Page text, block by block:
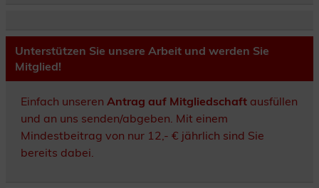
Unterstützen Sie unsere Arbeit und werden Sie
Mitglied!
Einfach unseren Antrag auf Mitgliedschaftausfüllen
und an uns senden/abgeben. Mit einem
Mindestbeitrag von nur 12,- € jährlich sind Sie
bereits dabei.